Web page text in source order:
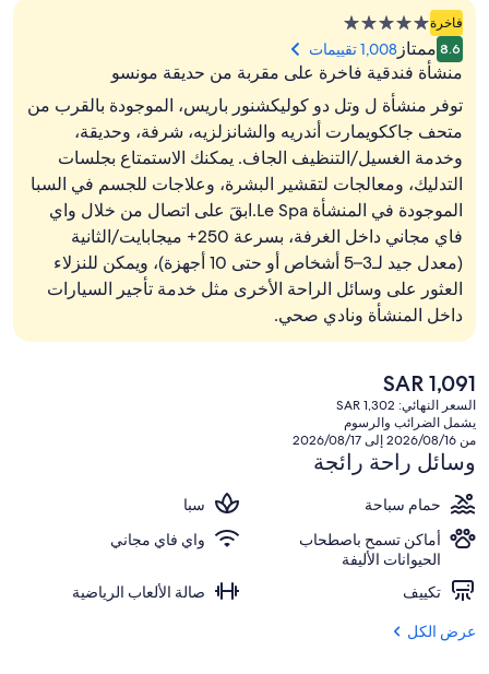
المنشأة من الخارج
فاخرةمنشأة
فندقية
مصنفة
5.0
نجوم
8.6 ممتاز 1,008 تقييمات
منشأة فندقية فاخرة على مقربة من حديقة مونسو
توفر منشأة ل وتل دو كوليكشنور باريس، الموجودة بالقرب من
متحف جاككويمارت أندريه والشانزلزيه، شرفة، وحديقة،
وخدمة الغسيل/التنظيف الجاف. يمكنك الاستمتاع بجلسات
التدليك، ومعالجات لتقشير البشرة، وعلاجات للجسم في السبا
الموجودة في المنشأة Le Spa.ابقَ على اتصال من خلال واي
فاي مجاني داخل الغرفة، بسرعة 250+ ميجابايت/الثانية
(معدل جيد لـ3–5 أشخاص أو حتى 10 أجهزة)، ويمكن للنزلاء
العثور على وسائل الراحة الأخرى مثل خدمة تأجير السيارات
داخل المنشأة ونادي صحي.
السعر
الحالي
هو
SAR
1,091
SAR 1,091
السعر النهائي: SAR 1,302
يشمل الضرائب والرسوم
من 2026/08/16 إلى 2026/08/17
وسائل راحة رائجة
حمام سباحة
سبا
أماكن تسمح باصطحاب
الحيوانات الأليفة
واي فاي مجاني
تكييف
صالة الألعاب الرياضية
عرض الكل